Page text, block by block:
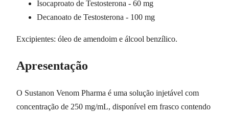
Isocaproato de Testosterona - 60 mg
Decanoato de Testosterona - 100 mg
Excipientes: óleo de amendoim e álcool benzílico.
Apresentação
O Sustanon Venom Pharma é uma solução injetável com
concentração de 250 mg/mL, disponível em frasco contendo